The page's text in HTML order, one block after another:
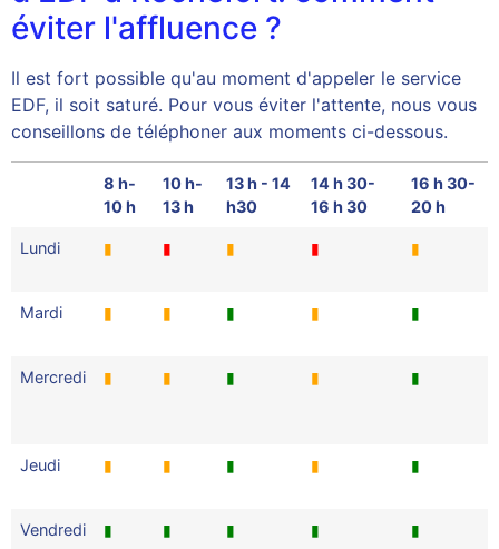
éviter l'affluence ?
Il est fort possible qu'au moment d'appeler le service
EDF, il soit saturé. Pour vous éviter l'attente, nous vous
conseillons de téléphoner aux moments ci-dessous.
8 h-
10 h
10 h-
13 h
13 h - 14
h30
14 h 30-
16 h 30
16 h 30-
20 h
Lundi ▮ ▮ ▮ ▮ ▮
Mardi ▮ ▮ ▮ ▮ ▮
Mercredi ▮ ▮ ▮ ▮ ▮
Jeudi ▮ ▮ ▮ ▮ ▮
Vendredi ▮ ▮ ▮ ▮ ▮